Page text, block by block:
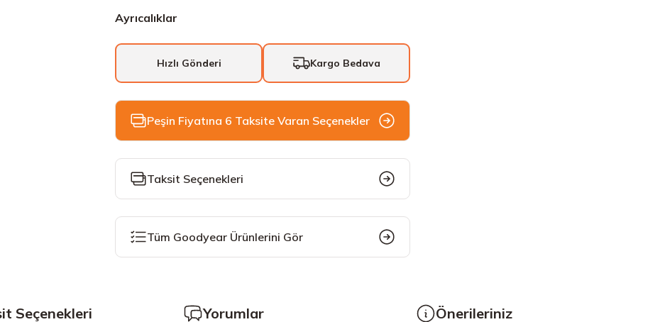
Ayrıcalıklar
Hızlı Gönderi Kargo Bedava
Peşin Fiyatına 6 Taksite Varan Seçenekler
Taksit Seçenekleri
Tüm Goodyear Ürünlerini Gör
Seçenekleri Yorumlar Önerileriniz